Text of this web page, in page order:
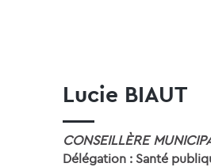
Lucie BIAUT
CONSEILLÈRE
Délégation : Santé